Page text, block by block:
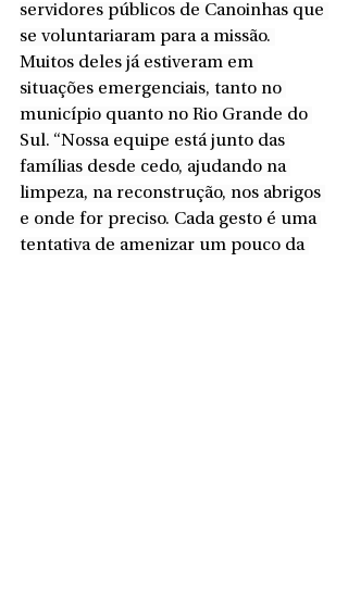
servidores públicos de Canoinhas que
se voluntariaram para a missão.
Muitos deles já estiveram em
situações emergenciais, tanto no
município quanto no Rio Grande do
Sul. “Nossa equipe está junto das
famílias desde cedo, ajudando na
limpeza, na reconstrução, nos abrigos
e onde for preciso. Cada gesto é uma
tentativa de amenizar um pouco da